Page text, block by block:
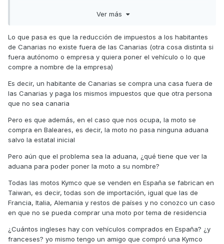
En el caso contrario, he leído que Sí se puede comprar un
documento DUA y pagando el transporte ahorrándose algo
de dinero.
Un saludo
Ver más
Lo que pasa es que la reducción de impuestos a los habitantes
de Canarias no existe fuera de las Canarias (otra cosa distinta si
fuera autónomo o empresa y quiera poner el vehículo o lo que
compre a nombre de la empresa)
Es decir, un habitante de Canarias se compra una casa fuera de
las Canarias y paga los mismos impuestos que que otra persona
que no sea canaria
Pero es que además, en el caso que nos ocupa, la moto se
compra en Baleares, es decir, la moto no pasa ninguna aduana
salvo la estatal inicial
Pero aún que el problema sea la aduana, ¿qué tiene que ver la
aduana para poder poner la moto a su nombre?
Todas las motos Kymco que se venden en España se fabrican en
Taiwan, es decir, todas son de importación, igual que las de
Francia, Italia, Alemania y restos de países y no conozco un caso
en que no se pueda comprar una moto por tema de residencia
¿Cuántos ingleses hay con vehículos comprados en España? ¿y
franceses? yo mismo tengo un amigo que compró una Kymco